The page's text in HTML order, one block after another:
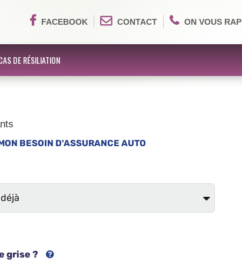
FACEBOOK CONTACT ON VOUS
DE RÉSILIATION